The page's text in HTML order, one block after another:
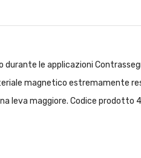
le applicazioni
magnetico estremamente
leva maggiore. Codice prodotto